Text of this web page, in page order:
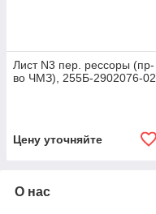
Лист N3 пер. рессоры (пр-
во ЧМЗ), 255Б-2902076-02
Цену уточняйте
О нас